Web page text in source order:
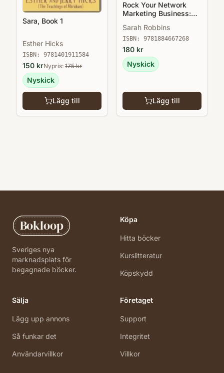
Sara, Book 1
Esther Hicks
ISBN: 9781401911584
150 krNypris: 175kr
Nyskick
Lägg till
Rock Your Network
Marketing Business:
Network Marketing
Rock Star
Sarah Robbins
ISBN: 9781884667268
180 kr
Nyskick
Lägg till
Bokloop
Sveriges nya
marknadsplats för
begagnade böcker.
Köpa
Hitta böcker
Kurslitteratur
Köpskydd
Sälja
Lägg upp annons
Så funkar det
Användarvillkor
Företaget
Support
Integritet
Villkor